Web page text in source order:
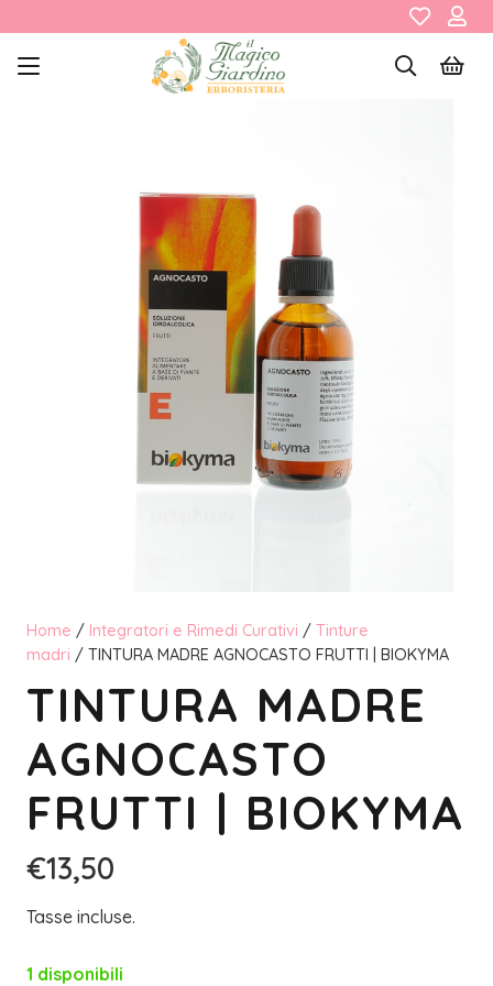
Home / Integratori e Rimedi Curativi / Tinture
madri / TINTURA MADRE AGNOCASTO FRUTTI | BIOKYMA
TINTURA MADRE
AGNOCASTO
FRUTTI | BIOKYMA
€13,50
Tasse incluse.
1 disponibili